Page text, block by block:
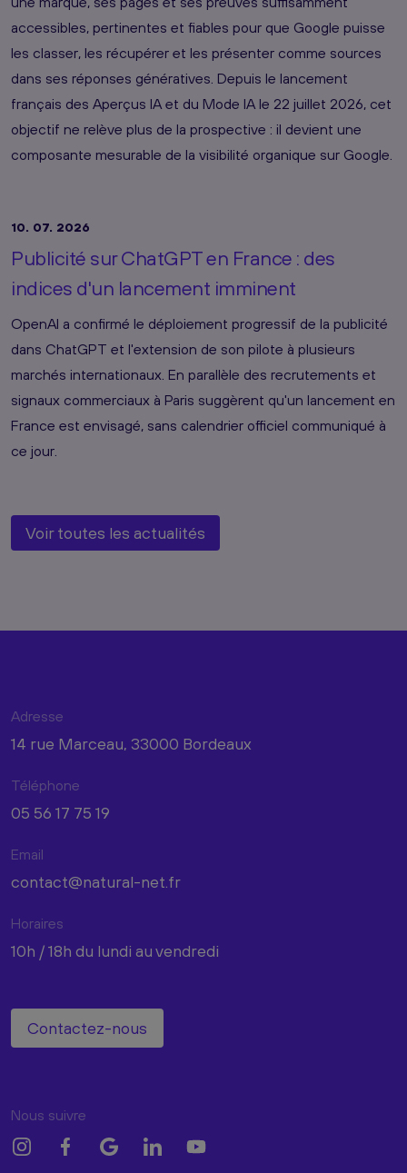
accessibles, pertinentes et fiables pour que Google puisse
les classer, les récupérer et les présenter comme sources
dans ses réponses génératives. Depuis le lancement
français des Aperçus IA et du Mode IA le 22 juillet 2026, cet
objectif ne relève plus de la prospective : il devient une
composante mesurable de la visibilité organique sur Google.
10. 07. 2026
Publicité sur ChatGPT en France : des
indices d'un lancement imminent
OpenAI a confirmé le déploiement progressif de la publicité
dans ChatGPT et l'extension de son pilote à plusieurs
marchés internationaux. En parallèle des recrutements et
signaux commerciaux à Paris suggèrent qu'un lancement en
France est envisagé, sans calendrier officiel communiqué à
ce jour.
Voir toutes les actualités
Adresse
14 rue Marceau, 33000 Bordeaux
Téléphone
05 56 17 75 19
Email
contact@natural-net.fr
Horaires
10h / 18h du lundi au vendredi
Contactez-nous
Nous suivre